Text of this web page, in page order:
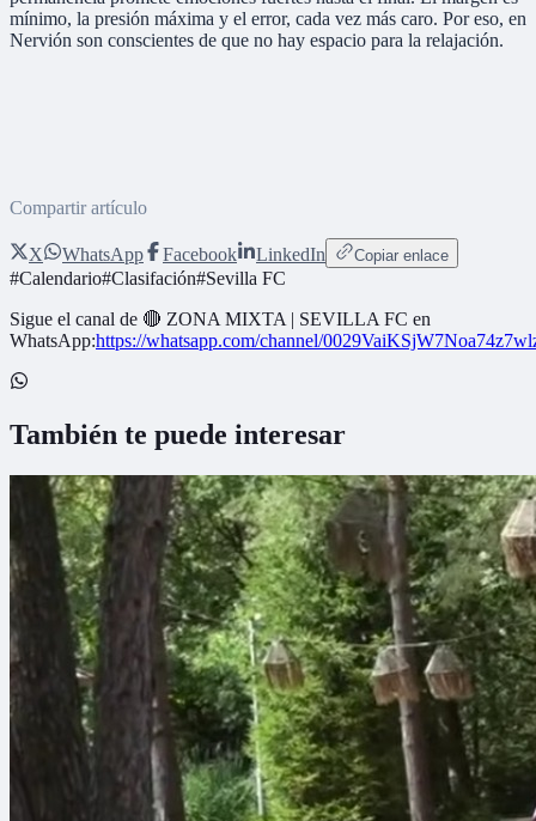
mínimo, la presión máxima y el error, cada vez más caro. Por eso, en
Nervión son conscientes de que no hay espacio para la relajación.
Compartir artículo
X WhatsApp Facebook LinkedIn Copiar enlace
#Calendario#Clasifación#Sevilla FC
Sigue el canal de 🔴 ZONA MIXTA | SEVILLA FC en
WhatsApp:https://whatsapp.com/channel/
También te puede interesar